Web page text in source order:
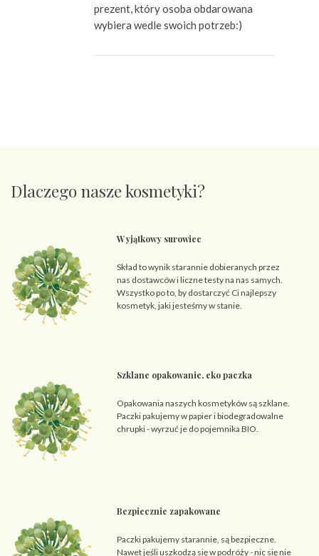
prezent, który osoba obdarowana
wybiera wedle swoich potrzeb:)
Dlaczego nasze kosmetyki?
Wyjątkowy surowiec
Skład to wynik starannie dobieranych przez
nas dostawców i liczne testy na nas samych.
Wszystko po to, by dostarczyć Ci najlepszy
kosmetyk, jaki jesteśmy w stanie.
Szklane opakowanie, eko paczka
Opakowania naszych kosmetyków są szklane.
Paczki pakujemy w papier i biodegradowalne
chrupki - wyrzuć je do pojemnika BIO.
Bezpiecznie zapakowane
Paczki pakujemy starannie, są bezpieczne.
Nawet jeśli uszkodzą się w podróży - nic się nie